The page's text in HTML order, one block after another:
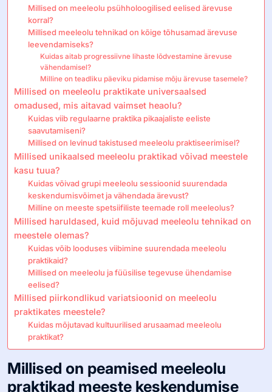
Millised on meeleolu psühholoogilised eelised ärevuse
korral?
Millised meeleolu tehnikad on kõige tõhusamad ärevuse
leevendamiseks?
Kuidas aitab progressiivne lihaste lõdvestamine ärevuse
vähendamisel?
Milline on teadliku päeviku pidamise mõju ärevuse tasemele?
Millised on meeleolu praktikate universaalsed
omadused, mis aitavad vaimset heaolu?
Kuidas viib regulaarne praktika pikaajaliste eeliste
saavutamiseni?
Millised on levinud takistused meeleolu praktiseerimisel?
Millised unikaalsed meeleolu praktikad võivad meestele
kasu tuua?
Kuidas võivad grupi meeleolu sessioonid suurendada
keskendumisvõimet ja vähendada ärevust?
Milline on meeste spetsiifiliste teemade roll meeleolus?
Millised haruldased, kuid mõjuvad meeleolu tehnikad on
meestele olemas?
Kuidas võib looduses viibimine suurendada meeleolu
praktikaid?
Millised on meeleolu ja füüsilise tegevuse ühendamise
eelised?
Millised piirkondlikud variatsioonid on meeleolu
praktikates meestele?
Kuidas mõjutavad kultuurilised arusaamad meeleolu
praktikat?
Millised on peamised meeleolu
praktikad meeste keskendumise